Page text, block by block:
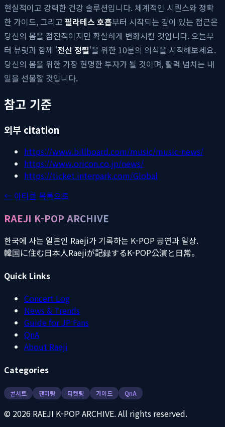
현실적이고 강력한 건강 솔루션입니다. 체계적인 시퀀스와 정확
한 가이드, 그리고 필라테스 호흡부터 시작되는 깊이 있는 접근은
당신의 몸을 점진적이지만 확실하게 변화시킬 것입니다. 오늘부
터 뷰릿과 함께 '전신 정렬'을 위한 10분의 의식을 시작해보세요.
당신의 몸을 위한 가장 현명한 투자가 될 것이며, 활력 넘치는 내
일을 선물할 것입니다.
참고 기준
외부 citation
https://www.billboard.com/music/music-news/
https://www.oricon.co.jp/news/
https://ticket.interpark.com/Global
← 아티클 목록으로
RAEJI K-POP ARCHIVE
한국에 사는 일본인 Raeji가 기록하는 K-POP 공연과 일상.
韓国に住む日本人Raejiが記録するK-POP公演と日常。
Quick Links
Concert Log
News & Trends
Guide for JP Fans
QnA
About Raeji
Categories
콘서트 팬미팅 티켓팅 가이드 QnA
© 2026 RAEJI K-POP ARCHIVE. All rights reserved.